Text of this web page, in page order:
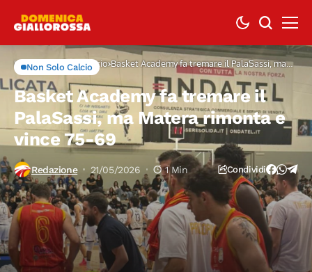
Home Non Solo Calcio Basket Academy fa tremare il PalaSassi, ma
Matera rimonta e vince 75-69
Non Solo Calcio
Basket Academy fa tremare il
PalaSassi, ma Matera rimonta e
vince 75-69
Redazione 21/05/2026 1 Min Condividi